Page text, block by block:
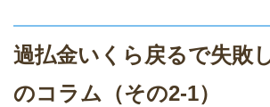
過払金いくら戻るで失敗
のコラム（その2-1）